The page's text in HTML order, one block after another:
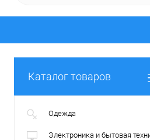
Каталог товаров
Одежда
Электроника и бытовая